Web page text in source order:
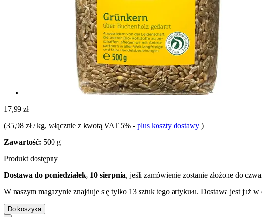
17,99 zł
(35,98 zł / kg, włącznie z kwotą VAT 5% - plus koszty dostawy )
Zawartość: 500 g
Produkt dostępny
Dostawa do poniedziałek, 10 sierpnia, jeśli zamówienie zostanie złożone do
W naszym magazynie znajduje się tylko 13 sztuk tego artykułu. Dostawa jest już
Do koszyka